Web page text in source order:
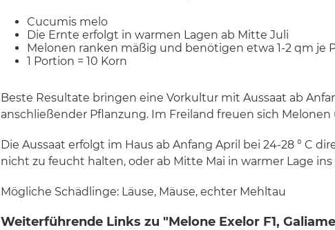
Cucumis melo
Die Ernte erfolgt in warmen Lagen ab Mitte Juli
Melonen ranken mäßig und benötigen etwa 1-2 qm je
1 Portion = 10 Korn
Beste Resultate bringen eine Vorkultur mit Aussaat ab
anschließender Pflanzung. Im Freiland freuen sich
Die Aussaat erfolgt im Haus ab Anfang April bei 24-28 ° C
nicht zu feucht halten, oder ab Mitte Mai in warmer Lage ins
Mögliche Schädlinge: Läuse, Mäuse, echter Mehltau
Weiterführende Links zu "Melone Exelor F1,